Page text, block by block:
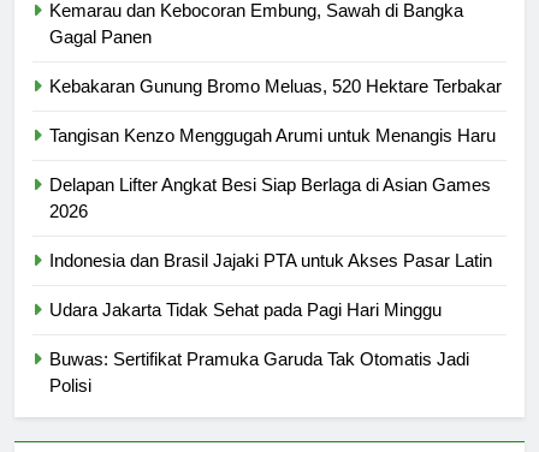
Kemarau dan Kebocoran Embung, Sawah di Bangka
Gagal Panen
Kebakaran Gunung Bromo Meluas, 520 Hektare Terbakar
Tangisan Kenzo Menggugah Arumi untuk Menangis Haru
Delapan Lifter Angkat Besi Siap Berlaga di Asian Games
2026
Indonesia dan Brasil Jajaki PTA untuk Akses Pasar Latin
Udara Jakarta Tidak Sehat pada Pagi Hari Minggu
Buwas: Sertifikat Pramuka Garuda Tak Otomatis Jadi
Polisi